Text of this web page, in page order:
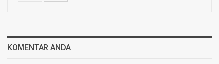
KOMENTAR ANDA